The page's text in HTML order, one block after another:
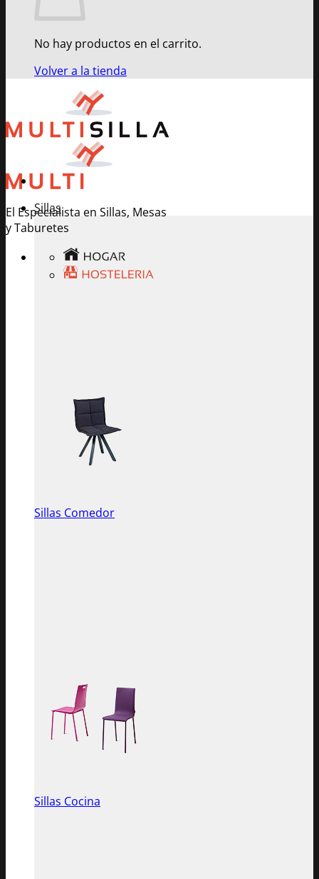
No hay productos en el carrito.
Volver a la tienda
El Especialista en Sillas, Mesas
y Taburetes
Sillas
Sillas Comedor
Sillas Cocina